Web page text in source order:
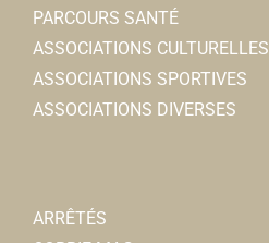
PARCOURS SANTÉ
ASSOCIATIONS CULTURELLES
ASSOCIATIONS SPORTIVES
ASSOCIATIONS DIVERSES
ARRÊTÉS